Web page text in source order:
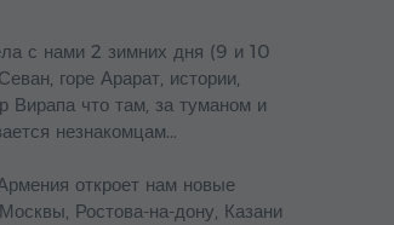
с нами 2 зимних дня (9 и 10
горе Арарат, истории,
Вирапа что там, за туманом и
незнакомцам...
откроет нам новые
Ростова-на-дону, Казани